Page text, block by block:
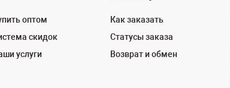
оптом
скидок
услуги
Как заказать
Статусы заказа
Возврат и обмен